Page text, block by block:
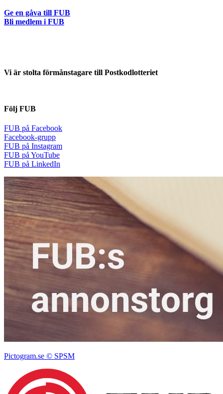
Ge en gåva till FUB
Bli medlem i FUB
Vi är stolta förmånstagare till Postkodlotteriet
Följ FUB
FUB på Facebook
Facebook-grupp
FUB på Instagram
FUB på YouTube
FUB på LinkedIn
Pictogram.se © SPSM